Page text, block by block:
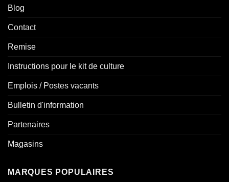
Blog
Contact
Remise
Instructions pour le kit de culture
Emplois / Postes vacants
Bulletin d'information
Partenaires
Magasins
MARQUES POPULAIRES